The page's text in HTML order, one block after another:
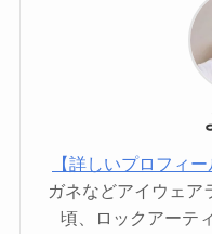
【詳しいプロフィー
ガネなどアイウェア
頃、ロックアーテ